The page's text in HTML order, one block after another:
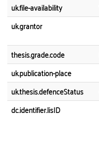
uk.file-availability
uk.grantor
thesis.grade.code
uk.publication-place
uk.thesis.defenceStatus
dc.identifier.lisID